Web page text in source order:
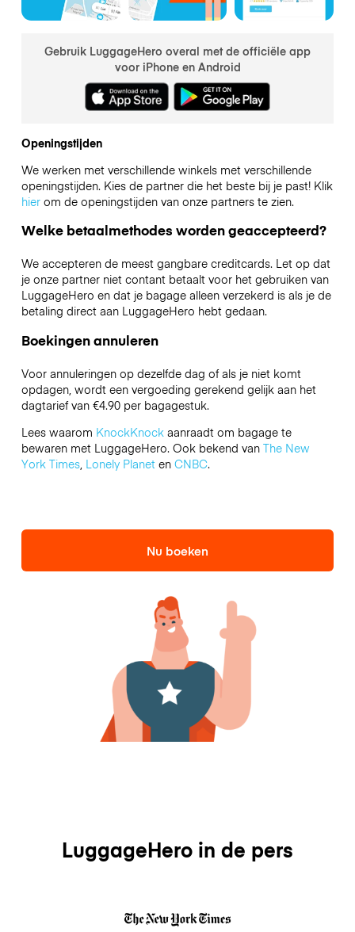
Gebruik LuggageHero overal met de officiële app
voor iPhone en Android
Openingstijden
We werken met verschillende winkels met verschillende
openingstijden. Kies de partner die het beste bij je past! Klik
hierom de openingstijden van onze partners te zien.
Welke betaalmethodes worden geaccepteerd?
We accepteren de meest gangbare creditcards. Let op dat
je onze partner niet contant betaalt voor het gebruiken van
LuggageHero en dat je bagage alleen verzekerd is als je de
betaling direct aan LuggageHero hebt gedaan.
Boekingen annuleren
Voor annuleringen op dezelfde dag of als je niet komt
opdagen, wordt een vergoeding gerekend gelijk aan het
dagtarief van €4.90 per bagagestuk.
Lees waarom KnockKnockaanraadt om bagage te
bewaren met LuggageHero. Ook bekend van The New
York Times, Lonely Planeten CNBC.
Nu boeken
LuggageHero in de pers